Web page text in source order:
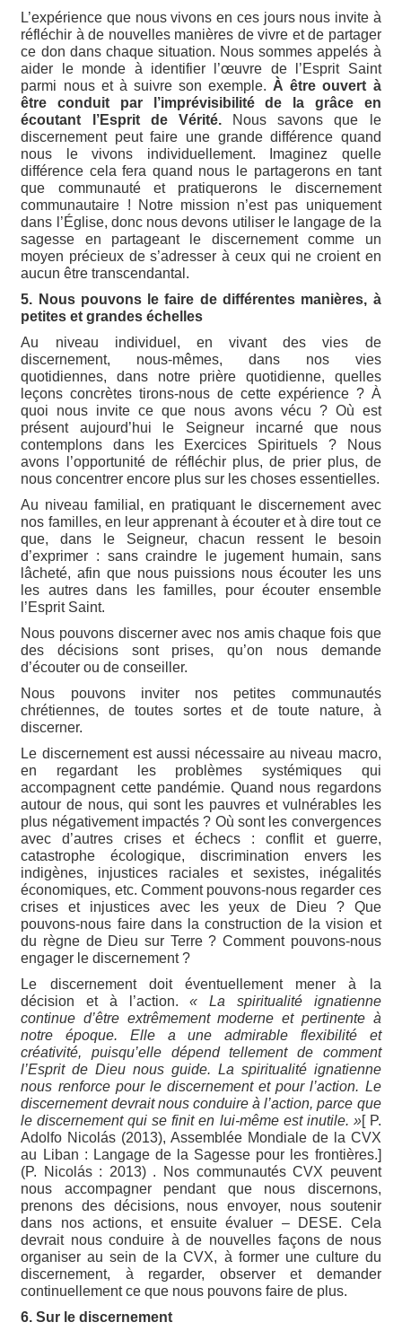
L’expérience que nous vivons en ces jours nous invite à
réfléchir à de nouvelles manières de vivre et de partager
ce don dans chaque situation. Nous sommes appelés à
aider le monde à identifier l’œuvre de l’Esprit Saint
parmi nous et à suivre son exemple. À être ouvert à
être conduit par l’imprévisibilité de la grâce en
écoutant l’Esprit de Vérité.Nous savons que le
discernement peut faire une grande différence quand
nous le vivons individuellement. Imaginez quelle
différence cela fera quand nous le partagerons en tant
que communauté et pratiquerons le discernement
communautaire ! Notre mission n’est pas uniquement
dans l’Église, donc nous devons utiliser le langage de la
sagesse en partageant le discernement comme un
moyen précieux de s’adresser à ceux qui ne croient en
aucun être transcendantal.
5. Nous pouvons le faire de différentes manières, à
petites et grandes échelles
Au niveau individuel, en vivant des vies de
discernement, nous-mêmes, dans nos vies
quotidiennes, dans notre prière quotidienne, quelles
leçons concrètes tirons-nous de cette expérience ? À
quoi nous invite ce que nous avons vécu ? Où est
présent aujourd’hui le Seigneur incarné que nous
contemplons dans les Exercices Spirituels ? Nous
avons l’opportunité de réfléchir plus, de prier plus, de
nous concentrer encore plus sur les choses essentielles.
Au niveau familial, en pratiquant le discernement avec
nos familles, en leur apprenant à écouter et à dire tout ce
que, dans le Seigneur, chacun ressent le besoin
d’exprimer : sans craindre le jugement humain, sans
lâcheté, afin que nous puissions nous écouter les uns
les autres dans les familles, pour écouter ensemble
l’Esprit Saint.
Nous pouvons discerner avec nos amis chaque fois que
des décisions sont prises, qu’on nous demande
d’écouter ou de conseiller.
Nous pouvons inviter nos petites communautés
chrétiennes, de toutes sortes et de toute nature, à
discerner.
Le discernement est aussi nécessaire au niveau macro,
en regardant les problèmes systémiques qui
accompagnent cette pandémie. Quand nous regardons
autour de nous, qui sont les pauvres et vulnérables les
plus négativement impactés ? Où sont les convergences
avec d’autres crises et échecs : conflit et guerre,
catastrophe écologique, discrimination envers les
indigènes, injustices raciales et sexistes, inégalités
économiques, etc. Comment pouvons-nous regarder ces
crises et injustices avec les yeux de Dieu ? Que
pouvons-nous faire dans la construction de la vision et
du règne de Dieu sur Terre ? Comment pouvons-nous
engager le discernement ?
Le discernement doit éventuellement mener à la
décision et à l’action.« La spiritualité ignatienne
continue d’être extrêmement moderne et pertinente à
notre époque. Elle a une admirable flexibilité et
créativité, puisqu’elle dépend tellement de comment
l’Esprit de Dieu nous guide. La spiritualité ignatienne
nous renforce pour le discernement et pour l’action. Le
discernement devrait nous conduire à l’action, parce que
le discernement qui se finit en lui-même est inutile. »[ P.
Adolfo Nicolás (2013), Assemblée Mondiale de la CVX
au Liban : Langage de la Sagesse pour les frontières.]
(P. Nicolás : 2013) . Nos communautés CVX peuvent
nous accompagner pendant que nous discernons,
prenons des décisions, nous envoyer, nous soutenir
dans nos actions, et ensuite évaluer – DESE. Cela
devrait nous conduire à de nouvelles façons de nous
organiser au sein de la CVX, à former une culture du
discernement, à regarder, observer et demander
continuellement ce que nous pouvons faire de plus.
6. Sur le discernement